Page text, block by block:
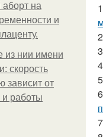
на
и
из нии имени
скорость
зависит от
и работы